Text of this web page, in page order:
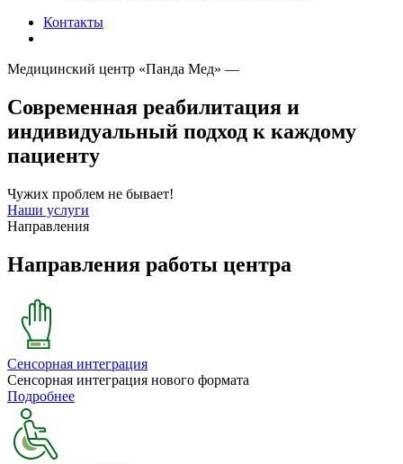
Контакты
Медицинский центр «Панда Мед» —
Современная реабилитация и
индивидуальный подход к каждому
пациенту
Чужих проблем не бывает!
Наши услуги
Направления
Направления работы центра
Сенсорная интеграция
Сенсорная интеграция нового формата
Подробнее